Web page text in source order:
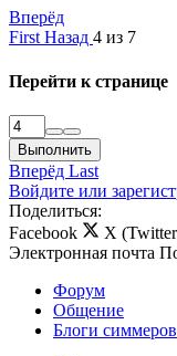
Вперёд
First Назад 4 из 7
Перейти к странице
Выполнить
Вперёд Last
Войдите или
Поделиться:
Facebook
X
Электронная почта
Форум
Общение
Блоги симмеров